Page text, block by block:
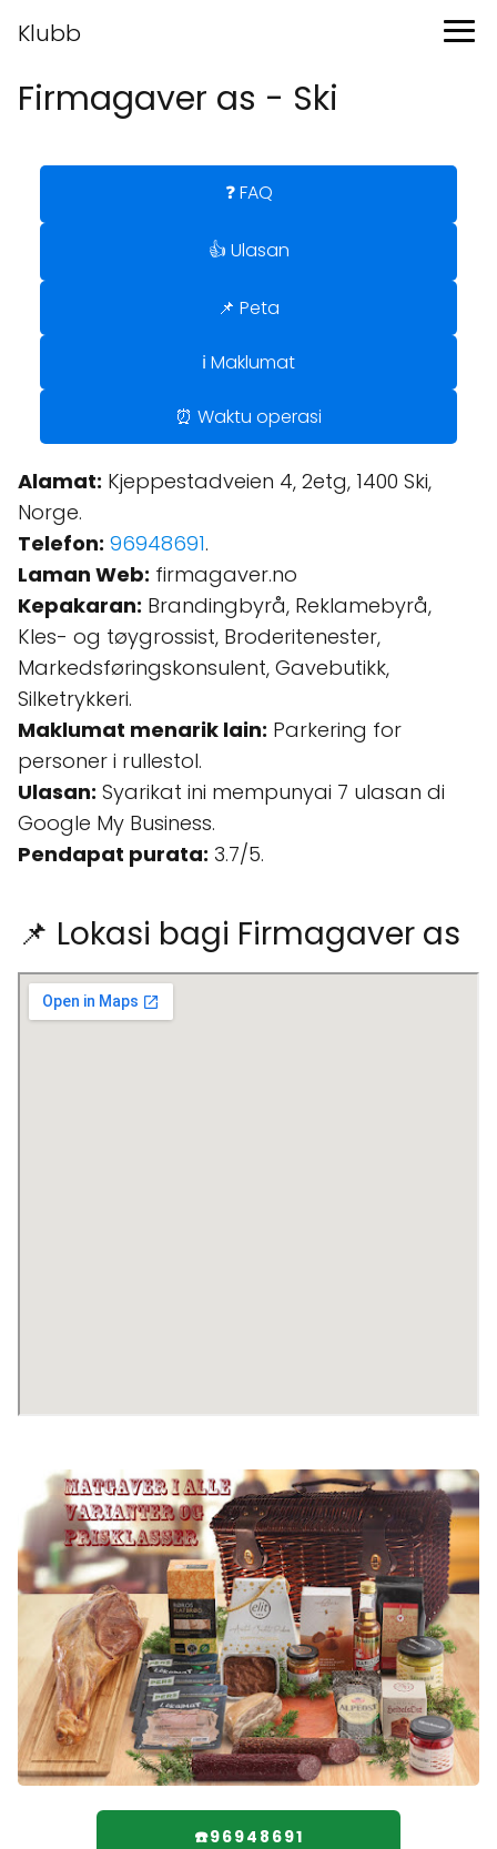
Klubb
Firmagaver as - Ski
❓ FAQ
👍 Ulasan
📌 Peta
ℹ️ Maklumat
⏰ Waktu operasi
Alamat: Kjeppestadveien 4, 2etg, 1400 Ski,
Norge.
Telefon: 96948691.
Laman Web: firmagaver.no
Kepakaran: Brandingbyrå, Reklamebyrå,
Kles- og tøygrossist, Broderitenester,
Markedsføringskonsulent, Gavebutikk,
Silketrykkeri.
Maklumat menarik lain: Parkering for
personer i rullestol.
Ulasan: Syarikat ini mempunyai 7 ulasan di
Google My Business.
Pendapat purata: 3.7/5.
📌 Lokasi bagi Firmagaver as
☎️96948691